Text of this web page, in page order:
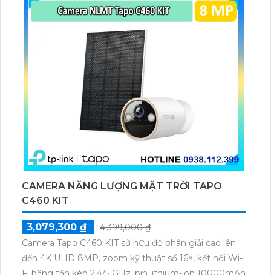
cho gia đình và văn phòng nhỏ.
CAMERA NĂNG LƯỢNG MẶT TRỜI TAPO
C460 KIT
3,079,300 ₫
4,399,000 ₫
Camera Tapo C460 KIT sở hữu độ phân giải cao lên
đến 4K UHD 8MP, zoom kỹ thuật số 16×, kết nối Wi-